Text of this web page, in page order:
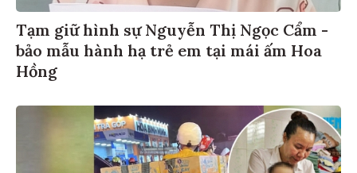
Tạm giữ hình sự Nguyễn Thị Ngọc Cẩm -
bảo mẫu hành hạ trẻ em tại mái ấm Hoa
Hồng